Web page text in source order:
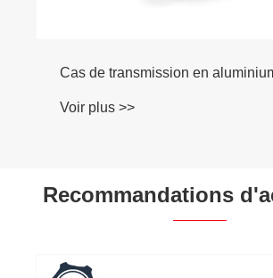
Recommandations